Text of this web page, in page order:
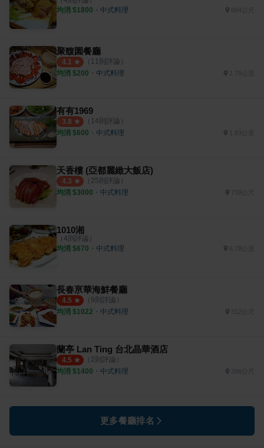
均消 $1800 ・ 中式料理 684公尺
聚馥園餐廳
4.1 （ 11 則評論）
均消 $200 ・ 中式料理
有有1969
3.8 （ 14則評論）
均消 $600 ・ 中式料理
天香樓 (亞都麗緻大飯店)
4.3 （ 25則評論）
均消 $3000 ・ 中式料理
1010湘
（ 4則評論）
均消 $670 ・ 中式料理
長春亰華海鮮餐廳
4.5 （ 9則評論）
均消 $1022 ・ 中式料理
蘭亭 Lan Ting 台北晶華酒店
4.5 （ 2則評論）
均消 $1400 ・ 中式料理
更多餐廳排名